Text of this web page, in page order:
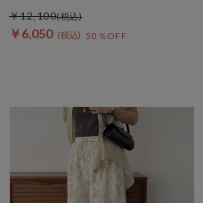
￥6,050 50％OFF
￥12,100